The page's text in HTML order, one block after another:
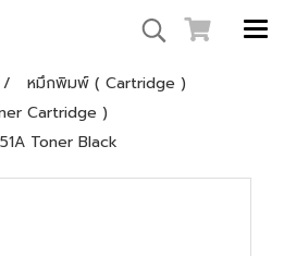
หมึกพิมพ์ ( Cartridge )
Cartridge )
Toner Black